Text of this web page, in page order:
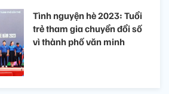
Tình nguyện hè 2023: Tuổi
trẻ tham gia chuyển đổi số
vì thành phố văn minh